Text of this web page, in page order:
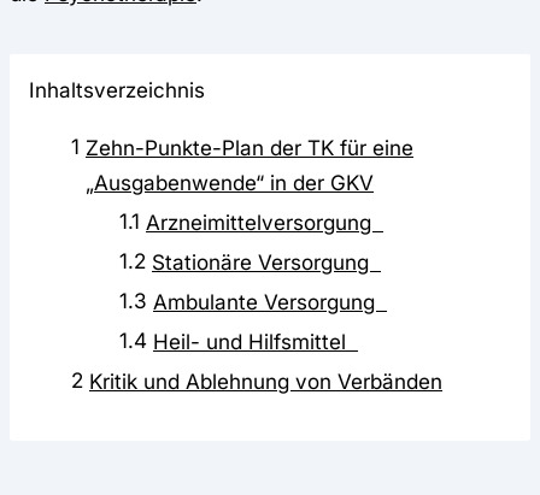
Inhaltsverzeichnis
1 Zehn-Punkte-Plan der TK für eine
„Ausgabenwende“ in der GKV
1.1 Arzneimittelversorgung
1.2 Stationäre Versorgung
1.3 Ambulante Versorgung
1.4 Heil- und Hilfsmittel
2 Kritik und Ablehnung von Verbänden